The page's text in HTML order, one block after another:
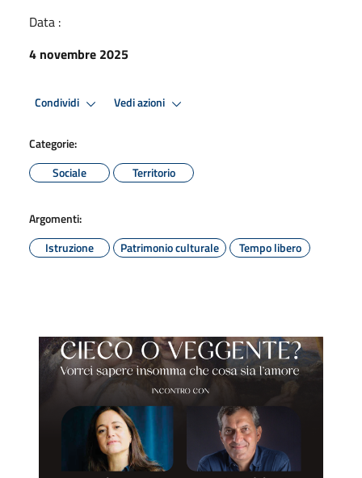
Data :
4 novembre 2025
Condividi Vedi azioni
Categorie:
Sociale
Territorio
Argomenti:
Istruzione
Patrimonio culturale Tempo libero